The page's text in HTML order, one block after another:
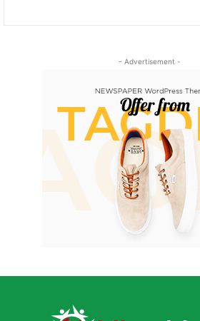
- Advertisement -